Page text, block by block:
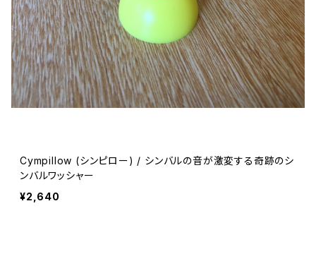
Cympillow (シンピロー) / シンバルの音が激変する奇跡のシ
ンバルワッシャー
¥2,640